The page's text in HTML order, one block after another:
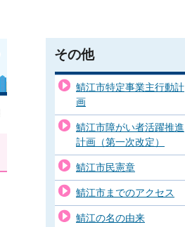
その他
鯖江市特定事業主行動計
画
鯖江市障がい者活躍推進
計画（第一次改定）
鯖江市民憲章
鯖江市までのアクセス
鯖江の名の由来